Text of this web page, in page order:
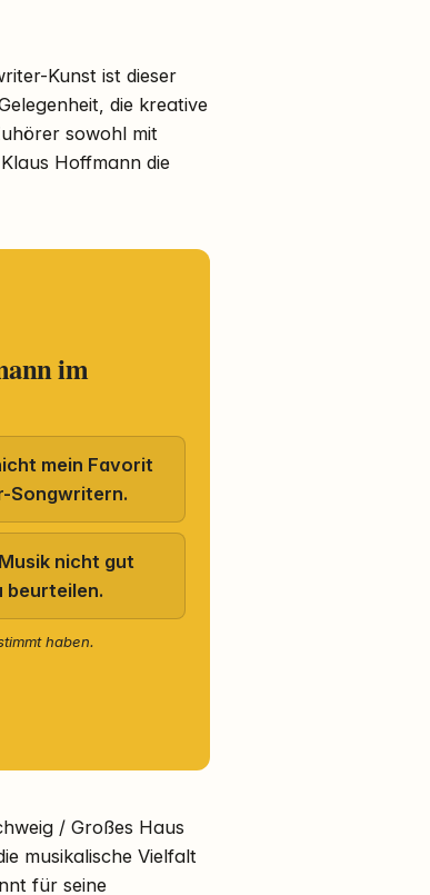
Kunst ist dieser
die kreative
sowohl mit
Hoffmann die
im
mein Favorit
Songwritern.
nicht gut
beurteilen.
haben.
/ Großes Haus
musikalische Vielfalt
für seine